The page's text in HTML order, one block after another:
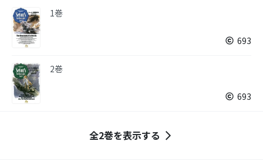
1巻
693
2巻
693
全2巻を表示する